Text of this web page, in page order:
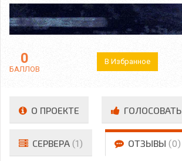
0
БАЛЛОВ
В Избранное
О ПРОЕКТЕ ГОЛОСОВАТЬ
СЕРВЕРА (1) ОТЗЫВЫ (0)